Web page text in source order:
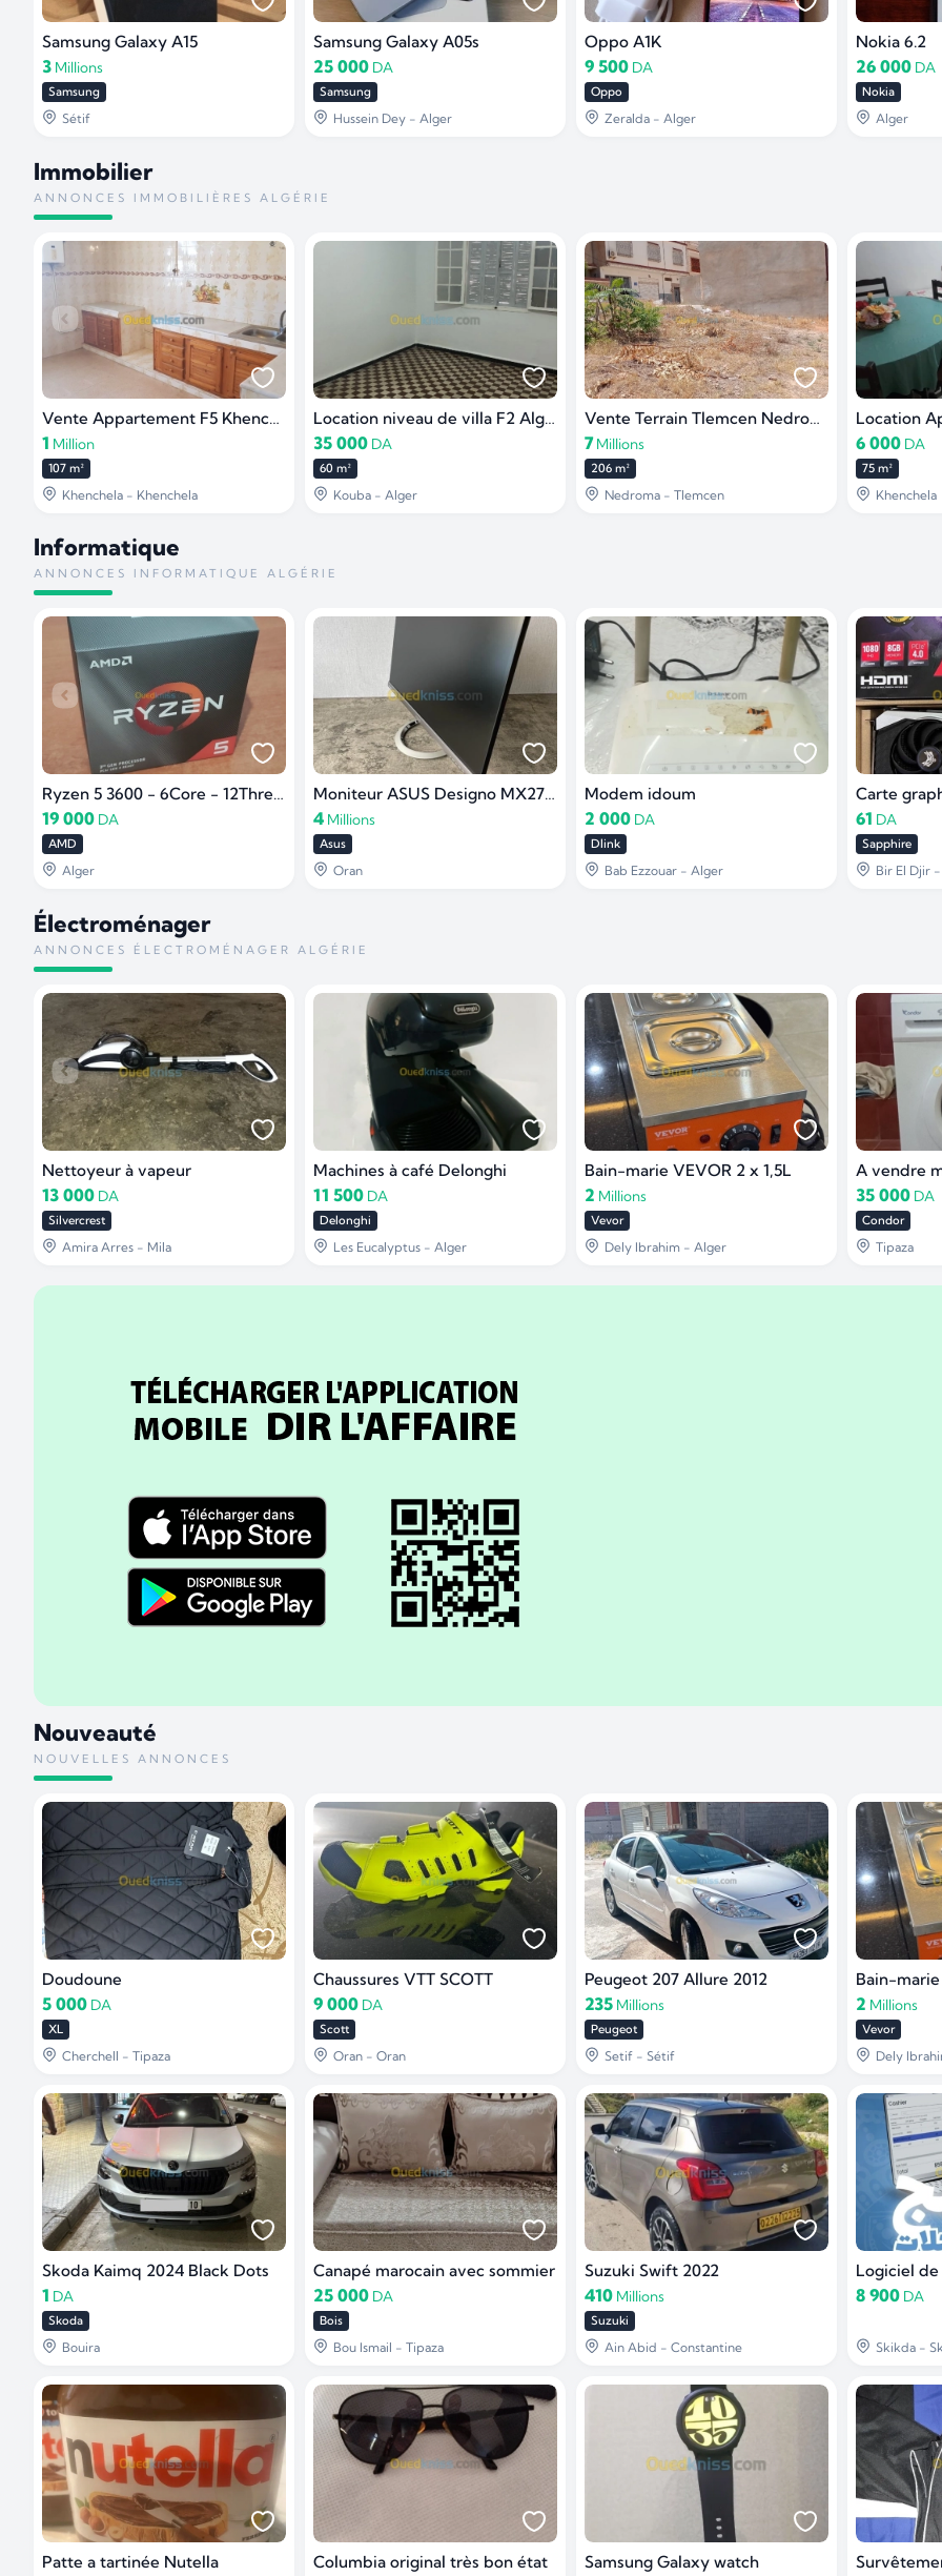
Samsung Galaxy A15
3 Millions
Samsung
Sétif
Samsung Galaxy A05s
25 000 DA
Samsung
Hussein Dey - Alger
Oppo A1K
9 500 DA
Oppo
Zeralda - Alger
Nokia 6.2
26 000 DA
Nokia
Alger
Immobilier
ANNONCES IMMOBILIÈRES ALGÉRIE
Vente Appartement F5 Khenchela
1 Million
107 m²
Khenchela - Khenchela
Location niveau de villa F2 Alger Kouba
35 000 DA
60 m²
Kouba - Alger
Vente Terrain Tlemcen Nedroma
7 Millions
206 m²
Nedroma - Tlemcen
6 000 DA
75 m²
Khenchela
Informatique
ANNONCES INFORMATIQUE ALGÉRIE
Ryzen 5 3600 - 6Core - 12Thread
19 000 DA
AMD
Alger
Moniteur ASUS Designo MX279H
4 Millions
Asus
Oran
Modem idoum
2 000 DA
Dlink
Bab Ezzouar - Alger
Carte
61 DA
Sapphire
Bir El Djir
Électroménager
ANNONCES ÉLECTROMÉNAGER ALGÉRIE
Nettoyeur à vapeur
13 000 DA
Silvercrest
Amira Arres - Mila
Machines à café Delonghi
11 500 DA
Delonghi
Les Eucalyptus - Alger
Bain-marie VEVOR 2 x 1,5L
2 Millions
Vevor
Dely Ibrahim - Alger
A vendre
35 000 DA
Condor
Tipaza
Nouveauté
NOUVELLES ANNONCES
Doudoune
5 000 DA
XL
Cherchell - Tipaza
Chaussures VTT SCOTT
9 000 DA
Scott
Oran - Oran
Peugeot 207 Allure 2012
235 Millions
Peugeot
Setif - Sétif
Bain-marie
2 Millions
Vevor
Dely
Skoda Kaimq 2024 Black Dots
1 DA
Skoda
Bouira
Canapé marocain avec sommier
25 000 DA
Bois
Bou Ismail - Tipaza
Suzuki Swift 2022
410 Millions
Suzuki
Ain Abid - Constantine
Logiciel
8 900 DA
Skikda -
Patte a tartinée Nutella Columbia original très bon état Samsung Galaxy watch